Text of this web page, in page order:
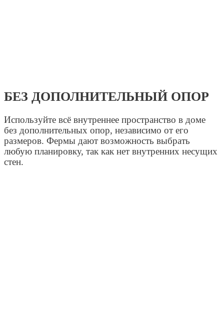
БЕЗ ДОПОЛНИТЕЛЬНЫЙ ОПОР
Используйте всё внутреннее пространство в доме
без дополнительных опор, независимо от его
размеров. Фермы дают возможность выбрать
любую планировку, так как нет внутренних несущих
стен.